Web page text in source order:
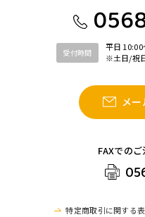
受付時間
平日 10:00
※土日/祝
メ
FAXでの
特定商取引に関する